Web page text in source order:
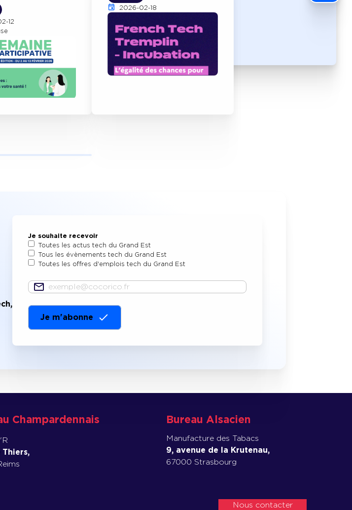
12
2026-02-18
Je souhaite recevoir
Toutes les actus tech du Grand Est
Tous les évènements tech du Grand Est
Toutes les offres d'emplois tech du Grand Est
E-
mail
Champardennais
Thiers,
Bureau Alsacien
Manufacture des Tabacs
9, avenue de la Krutenau,
67000 Strasbourg
Nous contacter